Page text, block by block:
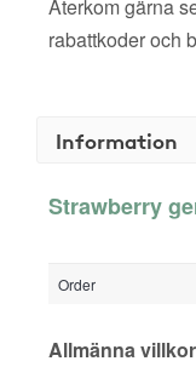
Återkom gärna
rabattkoder och
Information
Strawberry
Order
Allmänna villkor